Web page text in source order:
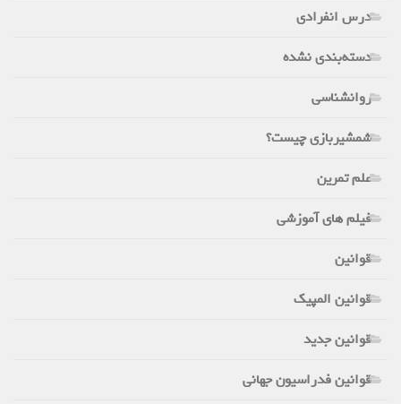
درس انفرادی
دسته‌بندی نشده
روانشناسی
شمشیربازی چیست؟
علم تمرین
فیلم های آموزشی
قوانین
قوانین المپیک
قوانین جدید
قوانین فدراسیون جهانی